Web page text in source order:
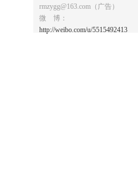
rmzygg@163.com（广告）
微 博：
http://weibo.com/u/5515492413